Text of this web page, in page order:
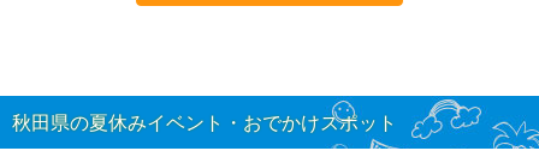
秋田県の夏休みイベント・おでかけスポット